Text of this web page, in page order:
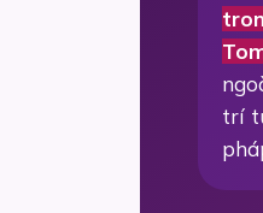
trí